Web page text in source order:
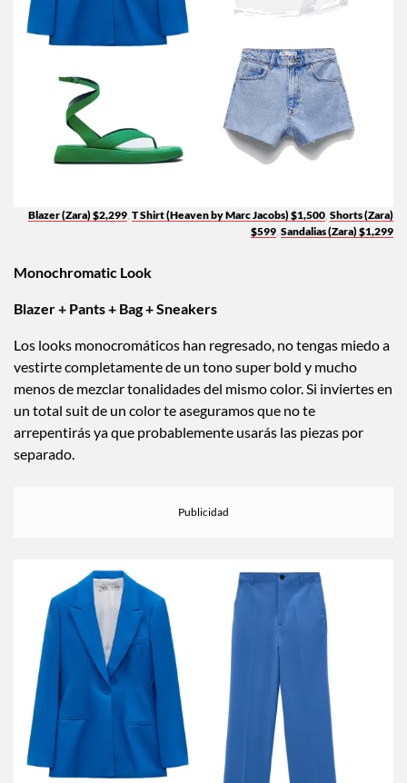
Blazer (Zara) $2,299 T Shirt (Heaven by Marc Jacobs) $1,500 Shorts (Zara)
$599 Sandalias (Zara) $1,299
Monochromatic Look
Blazer + Pants + Bag + Sneakers
Los looks monocromáticos han regresado, no tengas miedo a
vestirte completamente de un tono super bold y mucho
menos de mezclar tonalidades del mismo color. Si inviertes en
un total suit de un color te aseguramos que no te
arrepentirás ya que probablemente usarás las piezas por
separado.